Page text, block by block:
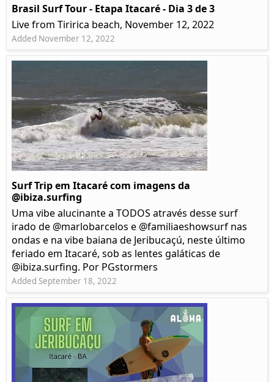
Brasil Surf Tour - Etapa Itacaré - Dia 3 de 3
Live from Tiririca beach, November 12, 2022
Added November 12, 2022
Surf Trip em Itacaré com imagens da
@ibiza.surfing
Uma vibe alucinante a TODOS através desse surf
irado de @marlobarcelos e @familiaeshowsurf nas
ondas e na vibe baiana de Jeribucaçú, neste último
feriado em Itacaré, sob as lentes galáticas de
@ibiza.surfing. Por PGstormers
Added September 18, 2022